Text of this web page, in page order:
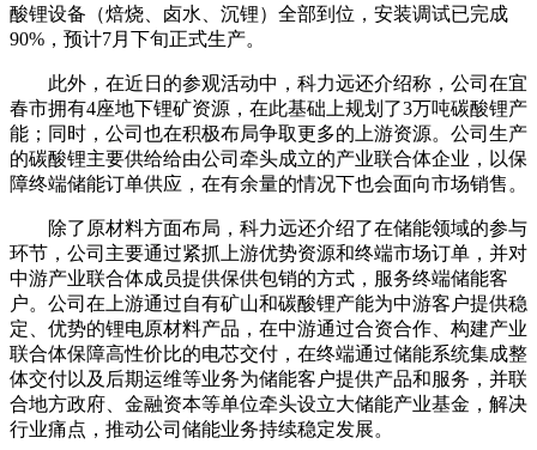
酸锂设备（焙烧、卤水、沉锂）全部到位，安装调试已完成
90%，预计7月下旬正式生产。
此外，在近日的参观活动中，科力远还介绍称，公司在宜
春市拥有4座地下锂矿资源，在此基础上规划了3万吨碳酸锂产
能；同时，公司也在积极布局争取更多的上游资源。公司生产
的碳酸锂主要供给给由公司牵头成立的产业联合体企业，以保
障终端储能订单供应，在有余量的情况下也会面向市场销售。
除了原材料方面布局，科力远还介绍了在储能领域的参与
环节，公司主要通过紧抓上游优势资源和终端市场订单，并对
中游产业联合体成员提供保供包销的方式，服务终端储能客
户。公司在上游通过自有矿山和碳酸锂产能为中游客户提供稳
定、优势的锂电原材料产品，在中游通过合资合作、构建产业
联合体保障高性价比的电芯交付，在终端通过储能系统集成整
体交付以及后期运维等业务为储能客户提供产品和服务，并联
合地方政府、金融资本等单位牵头设立大储能产业基金，解决
行业痛点，推动公司储能业务持续稳定发展。